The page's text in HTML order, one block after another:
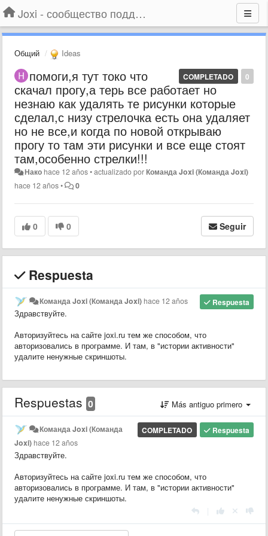
Joxi - сообщество поддержки
Общий Ideas
0
COMPLETADO
помоги,я тут токо что
скачал прогу,а терь все работает но
незнаю как удалять те рисунки которые
сделал,с низу стрелочка есть она удаляет
но не все,и когда по новой открываю
прогу то там эти рисунки и все еще стоят
там,особенно стрелки!!!
Нако hace 12 años•actualizado porКоманда Joxi (Команда Joxi)
hace 12 años• 0
0 0 Seguir
Respuesta
Respuesta
Команда Joxi (Команда Joxi) hace 12 años
Здравствуйте.
Авторизуйтесь на сайте joxi.ru тем же способом, что
авторизовались в программе. И там, в "истории активности"
удалите ненужные скриншоты.
Respuestas 0 Más antiguo primero
Respuesta
COMPLETADO
Команда Joxi (Команда
Joxi) hace 12 años
Здравствуйте.
Авторизуйтесь на сайте joxi.ru тем же способом, что
авторизовались в программе. И там, в "истории активности"
удалите ненужные скриншоты.